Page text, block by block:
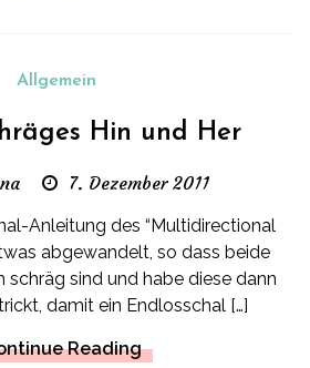
Allgemein
Hin und Her
7. Dezember 2011
Anleitung des “Multidirectional
abgewandelt, so dass beide
schräg sind und habe diese dann
damit ein Endlosschal […]
Reading